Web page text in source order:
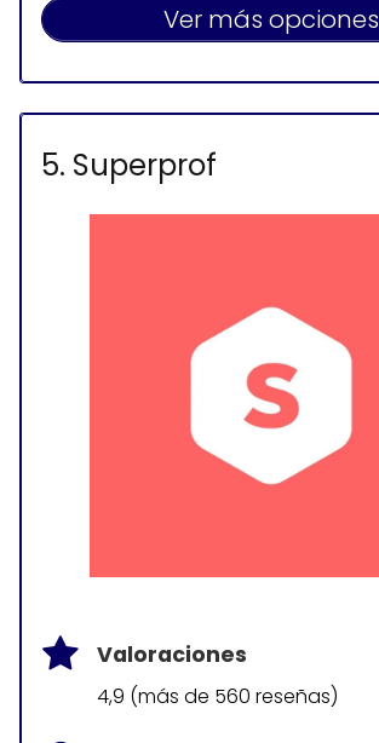
Ver más opciones
5. Superprof
Valoraciones
4,9 (más de 560 reseñas)